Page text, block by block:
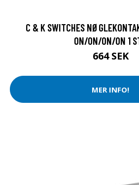
C & K SWITCHES
ON/ON/ON/ON 1
664 SEK
MER INFO!